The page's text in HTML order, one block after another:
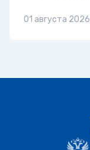
01 августа 2026